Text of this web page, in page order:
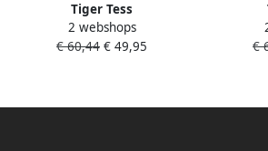
Tiger Tess
Toiletborstelhouder met
opbergfunctie vrijstaand en
2 webshops
€ 60,44 € 49,95
€